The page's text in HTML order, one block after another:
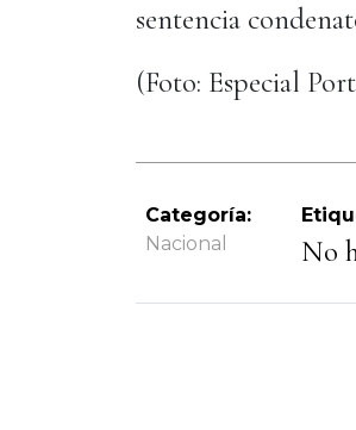
sentencia
(Foto: Especial
Categoría:
Nacional
No